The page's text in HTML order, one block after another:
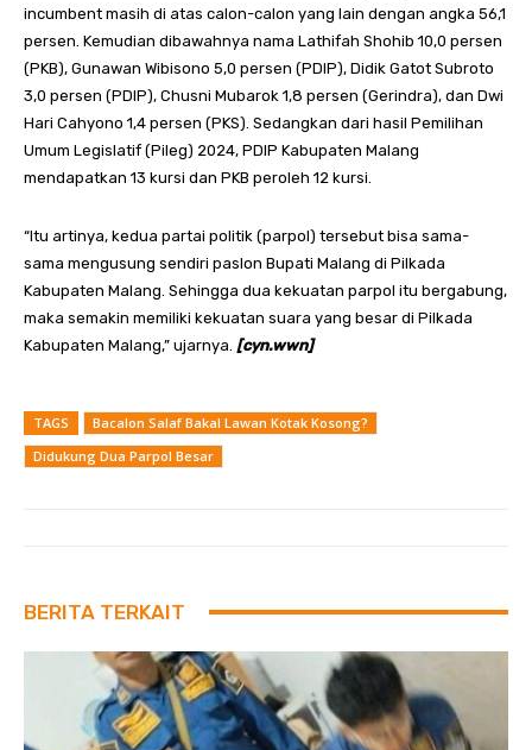
incumbent masih di atas calon-calon yang lain dengan angka 56,1
persen. Kemudian dibawahnya nama Lathifah Shohib 10,0 persen
(PKB), Gunawan Wibisono 5,0 persen (PDIP), Didik Gatot Subroto
3,0 persen (PDIP), Chusni Mubarok 1,8 persen (Gerindra), dan Dwi
Hari Cahyono 1,4 persen (PKS). Sedangkan dari hasil Pemilihan
Umum Legislatif (Pileg) 2024, PDIP Kabupaten Malang
mendapatkan 13 kursi dan PKB peroleh 12 kursi.
“Itu artinya, kedua partai politik (parpol) tersebut bisa sama-
sama mengusung sendiri paslon Bupati Malang di Pilkada
Kabupaten Malang. Sehingga dua kekuatan parpol itu bergabung,
maka semakin memiliki kekuatan suara yang besar di Pilkada
Kabupaten Malang,” ujarnya. [cyn.wwn]
TAGS
Bacalon Salaf Bakal Lawan Kotak Kosong?
Didukung Dua Parpol Besar
BERITA TERKAIT